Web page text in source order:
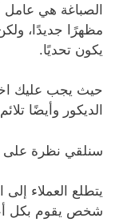
الصباغة هي
مظهرًا جديدًا،
يكون تحديًا.
حيث يجب عليك
الديكور وأيضًا
سنلقي نظرة على
يتطلع العملاء إلى
شخص يقوم بكل